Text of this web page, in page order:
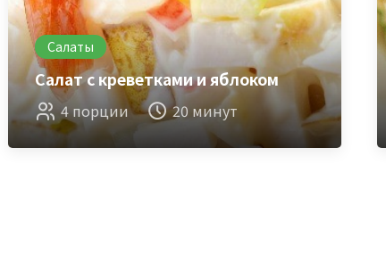
Салаты
Салат с креветками и яблоком
4 порции 20 минут